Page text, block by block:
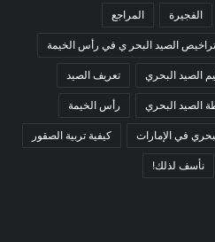
الفجيرة المراجع
تراخيص الصيد البحر ي في رأس الخيمة
الصيد البحري تعريف الصيد
الصيد البحري رأس الخيمة
في الإمارات كيفية تربية الصقور
نأسف لذلك!